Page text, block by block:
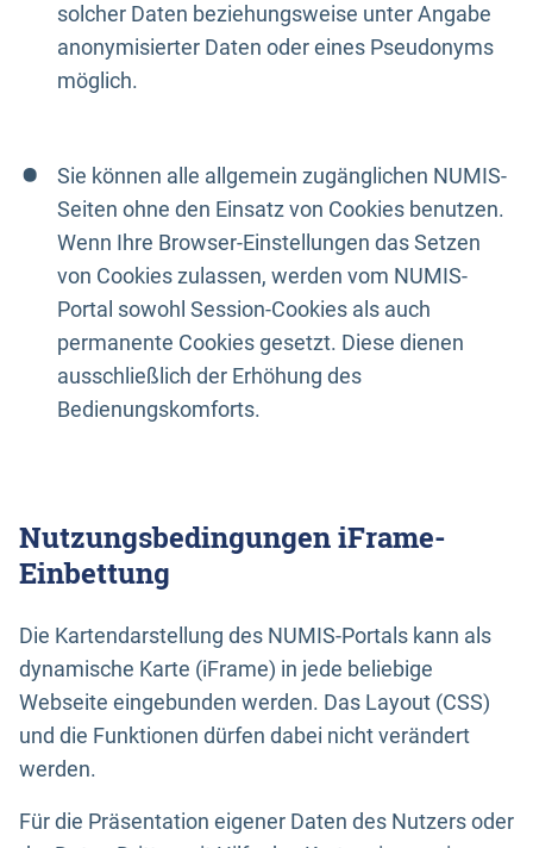
solcher Daten beziehungsweise unter Angabe
anonymisierter Daten oder eines Pseudonyms
möglich.
Sie können alle allgemein zugänglichen NUMIS-
Seiten ohne den Einsatz von Cookies benutzen.
Wenn Ihre Browser-Einstellungen das Setzen
von Cookies zulassen, werden vom NUMIS-
Portal sowohl Session-Cookies als auch
permanente Cookies gesetzt. Diese dienen
ausschließlich der Erhöhung des
Bedienungskomforts.
Nutzungsbedingungen iFrame-
Einbettung
Die Kartendarstellung des NUMIS-Portals kann als
dynamische Karte (iFrame) in jede beliebige
Webseite eingebunden werden. Das Layout (CSS)
und die Funktionen dürfen dabei nicht verändert
werden.
Für die Präsentation eigener Daten des Nutzers oder